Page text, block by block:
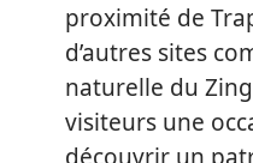
proximité de
d’autres sites
naturelle du
visiteurs une